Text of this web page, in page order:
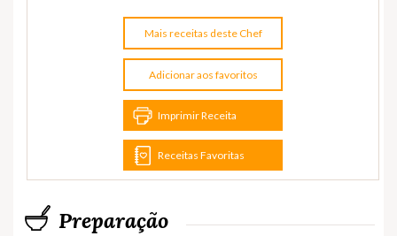
Mais receitas deste Chef
Adicionar aos favoritos
Imprimir Receita
Receitas Favoritas
Preparação